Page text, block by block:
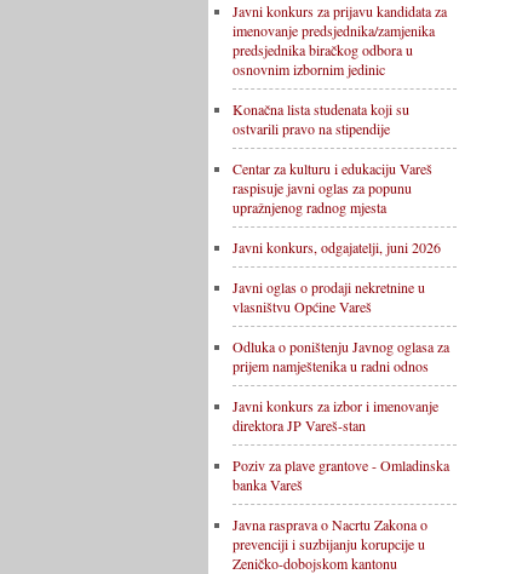
Javni konkurs za prijavu kandidata za
imenovanje predsjednika/zamjenika
predsjednika biračkog odbora u
osnovnim izbornim jedinic
Konačna lista studenata koji su
ostvarili pravo na stipendije
Centar za kulturu i edukaciju Vareš
raspisuje javni oglas za popunu
upražnjenog radnog mjesta
Javni konkurs, odgajatelji, juni 2026
Javni oglas o prodaji nekretnine u
vlasništvu Općine Vareš
Odluka o poništenju Javnog oglasa za
prijem namještenika u radni odnos
Javni konkurs za izbor i imenovanje
direktora JP Vareš-stan
Poziv za plave grantove - Omladinska
banka Vareš
Javna rasprava o Nacrtu Zakona o
prevenciji i suzbijanju korupcije u
Zeničko-dobojskom kantonu